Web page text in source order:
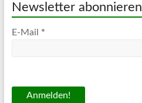
Newsletter abonnieren
E-Mail *